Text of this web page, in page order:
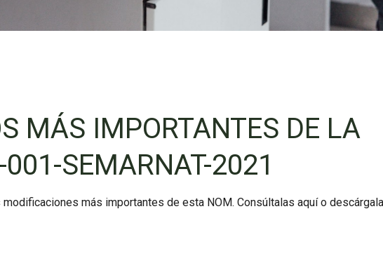
MÁS IMPORTANTES DE LA
SEMARNAT-2021
más importantes de esta NOM. Consúltalas aquí o